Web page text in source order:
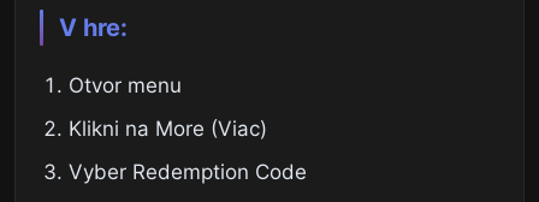
V hre:
Otvor menu
Klikni na More (Viac)
Vyber Redemption Code